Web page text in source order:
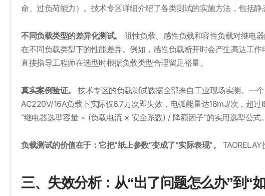
命、过负荷能力）。技术专区详细介绍了各类测试的实施方法，包括静
不同负载类型的差异化测试。
阻性负载、感性负载和容性负载对继电
在不同负载类型下的性能差异。例如，感性负载断开时会产生高达工
直接指导工程师在选型时根据负载类型合理留足裕量。
真实案例验证。
技术专区的负载测试数据全部来自工业现场实测。一
AC220V/16A负载下实际仅6.7万次即失效，电弧能量达18mJ/次，超过
“继电器选型容量 = (负载电流 × 安全系数) / 降额因子”的实用选型公式。
负载测试的价值在于：它把“纸上参数”变成了“实际表现”。
三、失效分析：从“出了问题怎么办”到“